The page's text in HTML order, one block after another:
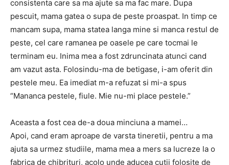
consistenta care sa ma ajute sa ma fac mare. Dupa
pescuit, mama gatea o supa de peste proaspat. In timp ce
mancam supa, mama statea langa mine si manca restul de
peste, cel care ramanea pe oasele pe care tocmai le
terminam eu. Inima mea a fost zdruncinata atunci cand
am vazut asta. Folosindu-ma de betigase, i-am oferit din
pestele meu. Ea imediat m-a refuzat si mi-a spus
“Mananca pestele, fiule. Mie nu-mi place pestele.”
Aceasta a fost cea de-a doua minciuna a mamei…
Apoi, cand eram aproape de varsta tineretii, pentru a ma
ajuta sa urmez studiile, mama mea a mers sa lucreze la o
fabrica de chibrituri, acolo unde aducea cutii folosite de